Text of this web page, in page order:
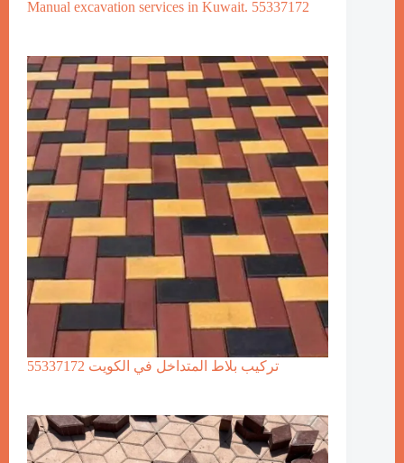
Manual excavation services in Kuwait. 55337172
تركيب بلاط المتداخل في الكويت 55337172